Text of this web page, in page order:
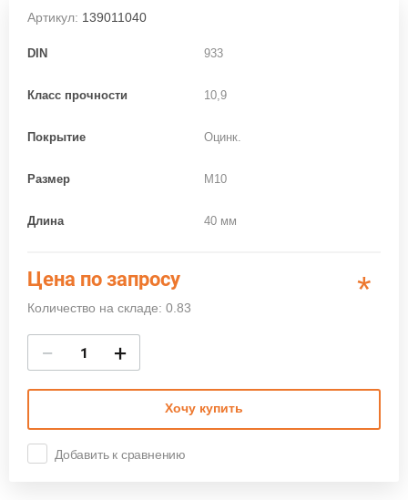
Артикул: 139011040
DIN 933
Класс прочности 10,9
Покрытие Оцинк.
Размер M10
Длина 40 мм
Цена по запросу
Количество на складе: 0.83 *
− +
Хочу купить
Добавить к сравнению